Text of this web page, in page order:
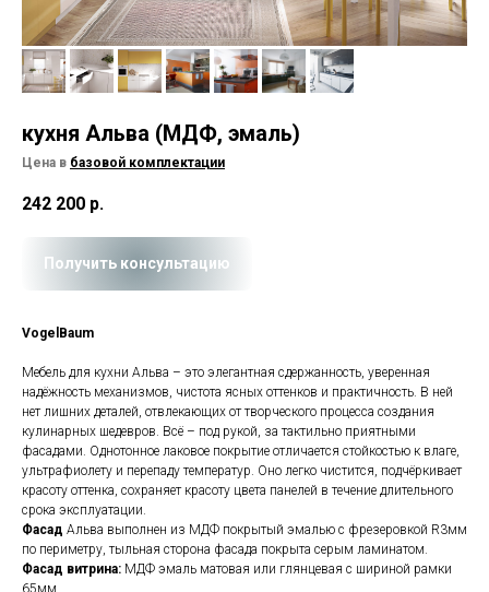
кухня Альва (МДФ, эмаль)
Цена в базовой комплектации
242 200 р.
Получить консультацию
VogelBaum
Мебель для кухни Альва – это элегантная сдержанность, уверенная
надёжность механизмов, чистота ясных оттенков и практичность. В ней
нет лишних деталей, отвлекающих от творческого процесса создания
кулинарных шедевров. Всё – под рукой, за тактильно приятными
фасадами. Однотонное лаковое покрытие отличается стойкостью к влаге,
ультрафиолету и перепаду температур. Оно легко чистится, подчёркивает
красоту оттенка, сохраняет красоту цвета панелей в течение длительного
срока эксплуатации.
Фасад Альва выполнен из МДФ покрытый эмалью с фрезеровкой R3мм
по периметру, тыльная сторона фасада покрыта серым ламинатом.
Фасад витрина: МДФ эмаль матовая или глянцевая с шириной рамки